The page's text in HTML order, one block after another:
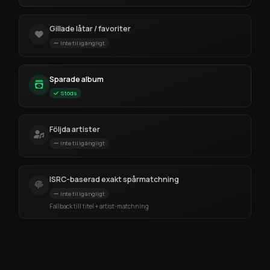
Gillade låtar / favoriter
Inte tillgängligt
Sparade album
Stöds
Följda artister
Inte tillgängligt
ISRC-baserad exakt spårmatchning
Inte tillgängligt
Fallback till titel + artist-matchning